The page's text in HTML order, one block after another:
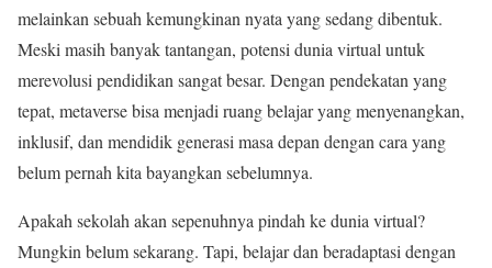
melainkan sebuah kemungkinan nyata yang sedang dibentuk.
Meski masih banyak tantangan, potensi dunia virtual untuk
merevolusi pendidikan sangat besar. Dengan pendekatan yang
tepat, metaverse bisa menjadi ruang belajar yang menyenangkan,
inklusif, dan mendidik generasi masa depan dengan cara yang
belum pernah kita bayangkan sebelumnya.
Apakah sekolah akan sepenuhnya pindah ke dunia virtual?
Mungkin belum sekarang. Tapi, belajar dan beradaptasi dengan